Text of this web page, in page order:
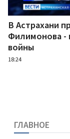
В Астрахани
Филимонова -
войны
18:24
ГЛАВНОЕ